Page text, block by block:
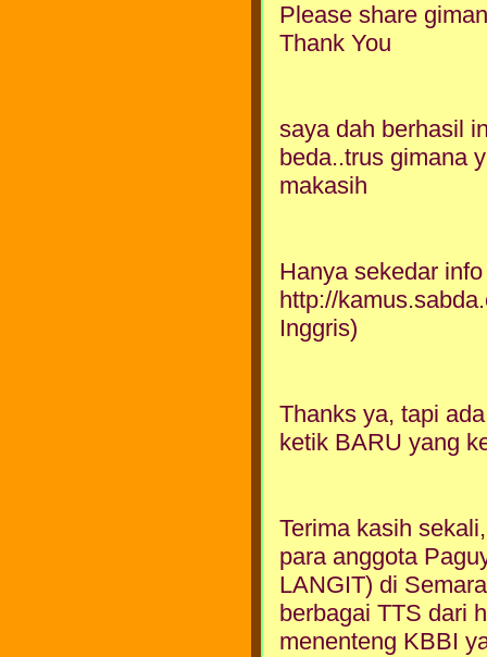
Please share
Thank You
saya dah berhasil
beda..trus gimana
makasih
Hanya sekedar
http://
Inggris)
Thanks ya, tapi
ketik BARU yang
Terima kasih
para anggota
LANGIT) di
berbagai TTS dari
menenteng KBBI